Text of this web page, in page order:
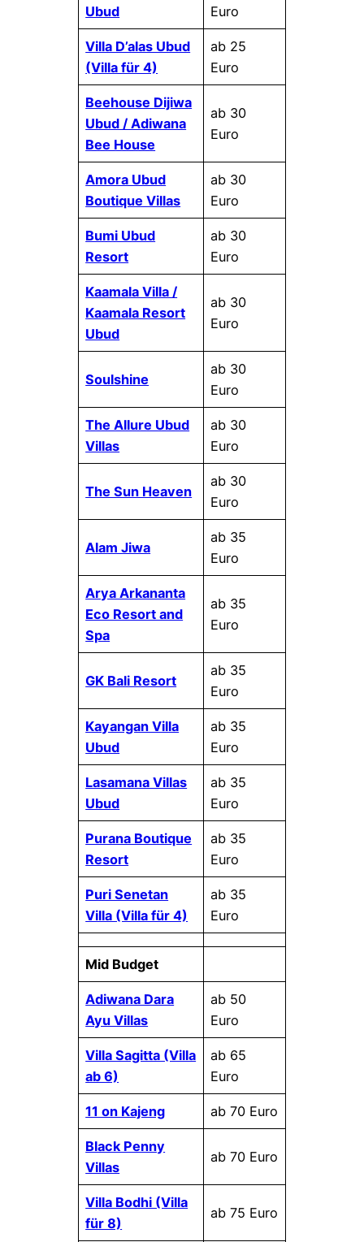
Ubud
Euro
Villa D’alas Ubud
(Villa für 4)
ab 25
Euro
Beehouse Dijiwa
Ubud / Adiwana
Bee House
ab 30
Euro
Amora Ubud
Boutique Villas
ab 30
Euro
Bumi Ubud
Resort
ab 30
Euro
Kaamala Villa /
Kaamala Resort
Ubud
ab 30
Euro
Soulshine
ab 30
Euro
The Allure Ubud
Villas
ab 30
Euro
The Sun Heaven
ab 30
Euro
Alam Jiwa
ab 35
Euro
Arya Arkananta
Eco Resort and
Spa
ab 35
Euro
GK Bali Resort
ab 35
Euro
Kayangan Villa
Ubud
ab 35
Euro
Lasamana Villas
Ubud
ab 35
Euro
Purana Boutique
Resort
ab 35
Euro
Puri Senetan
Villa (Villa für 4)
ab 35
Euro
Mid Budget
Adiwana Dara
Ayu Villas
ab 50
Euro
Villa Sagitta (Villa
ab 6)
ab 65
Euro
11 on Kajeng ab 70 Euro
Black Penny
Villas
ab 70 Euro
Villa Bodhi (Villa
für 8)
ab 75 Euro